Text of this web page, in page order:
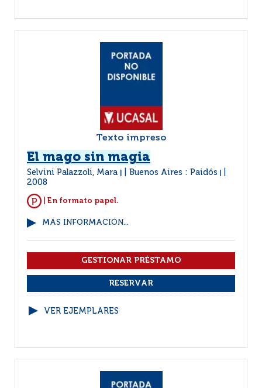
Texto impreso
El mago sin magia
Selvini Palazzoli, Mara Buenos Aires : Paidós
2008
| En formato papel.
MÁS INFORMACIÓN...
VER EJEMPLARES